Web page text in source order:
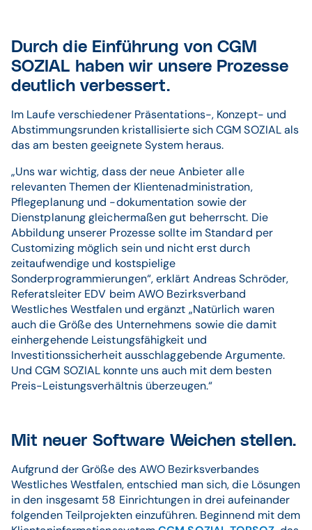
Durch die Einführung von CGM
SOZIAL haben wir unsere Prozesse
deutlich verbessert.
Im Laufe verschiedener Präsentations-, Konzept- und
Abstimmungsrunden kristallisierte sich CGM SOZIAL als
das am besten geeignete System heraus.
„Uns war wichtig, dass der neue Anbieter alle
relevanten Themen der Klientenadministration,
Pflegeplanung und -dokumentation sowie der
Dienstplanung gleichermaßen gut beherrscht. Die
Abbildung unserer Prozesse sollte im Standard per
Customizing möglich sein und nicht erst durch
zeitaufwendige und kostspielige
Sonderprogrammierungen“, erklärt Andreas Schröder,
Referatsleiter EDV beim AWO Bezirksverband
Westliches Westfalen und ergänzt „Natürlich waren
auch die Größe des Unternehmens sowie die damit
einhergehende Leistungsfähigkeit und
Investitionssicherheit ausschlaggebende Argumente.
Und CGM SOZIAL konnte uns auch mit dem besten
Preis-Leistungsverhältnis überzeugen.“
Mit neuer Software Weichen stellen.
Aufgrund der Größe des AWO Bezirksverbandes
Westliches Westfalen, entschied man sich, die Lösungen
in den insgesamt 58 Einrichtungen in drei aufeinander
folgenden Teilprojekten einzuführen. Beginnend mit dem